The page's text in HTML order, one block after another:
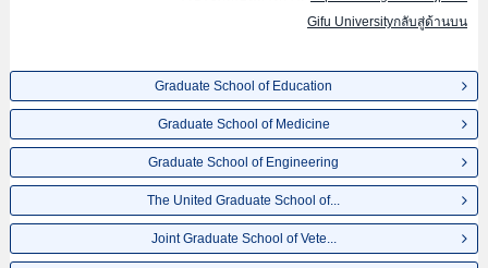
Gifu Universityกลับสู่ด้านบน
Graduate School of Education
Graduate School of Medicine
Graduate School of Engineering
The United Graduate School of...
Joint Graduate School of Vete...